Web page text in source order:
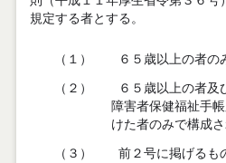
規定する者とする。
（１） ６５歳以上の者の
（２）
６５歳以上の者及
障害者保健福祉手
けた者のみで構成
（３）
前２号に掲げるも